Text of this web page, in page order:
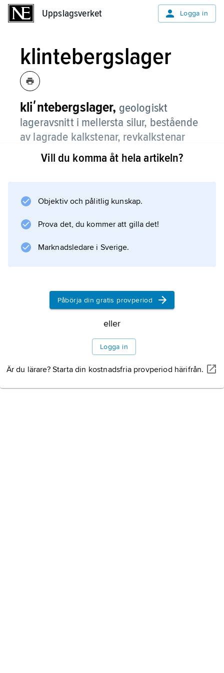
Uppslagsverket Logga in
klintebergslager
kliʹntebergslager, geologiskt
lageravsnitt i mellersta silur, bestående
av lagrade kalkstenar, revkalkstenar
och märgelstenar.
silur
geologisk tidsskala
.
Information om artikeln
Vill du komma åt hela artikeln?
Objektiv och pålitlig kunskap.
Prova det, du kommer att gilla det!
Marknadsledare i Sverige.
Påbörja din gratis provperiod
eller
Logga in
Är du lärare? Starta din kostnadsfria provperiod härifrån.